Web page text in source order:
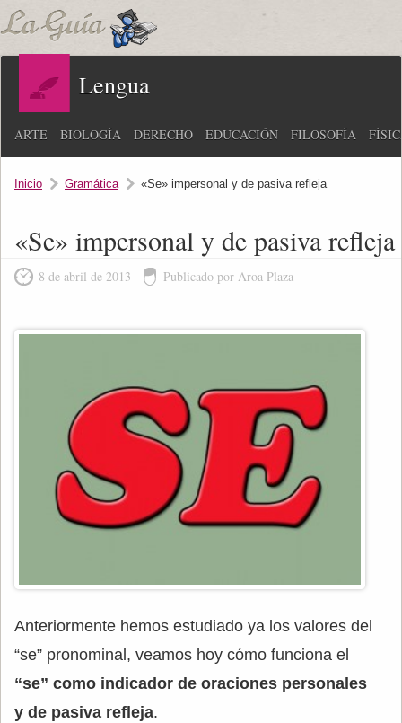
Lengua
ARTE BIOLOGÍA DERECHO EDUCACIÓN FILOSOFÍA
Inicio Gramática «Se» impersonal y de pasiva refleja
«Se» impersonal y de pasiva refleja
8 de abril de 2013 Publicado por Aroa Plaza
Anteriormente hemos estudiado ya los valores del
“se” pronominal, veamos hoy cómo funciona el
“se” como indicador de oraciones personales
y de pasiva refleja.